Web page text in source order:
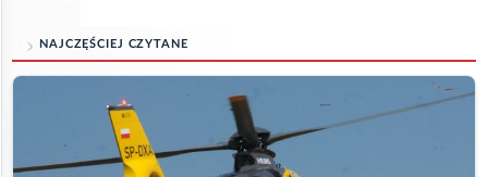
NAJCZĘŚCIEJ CZYTANE